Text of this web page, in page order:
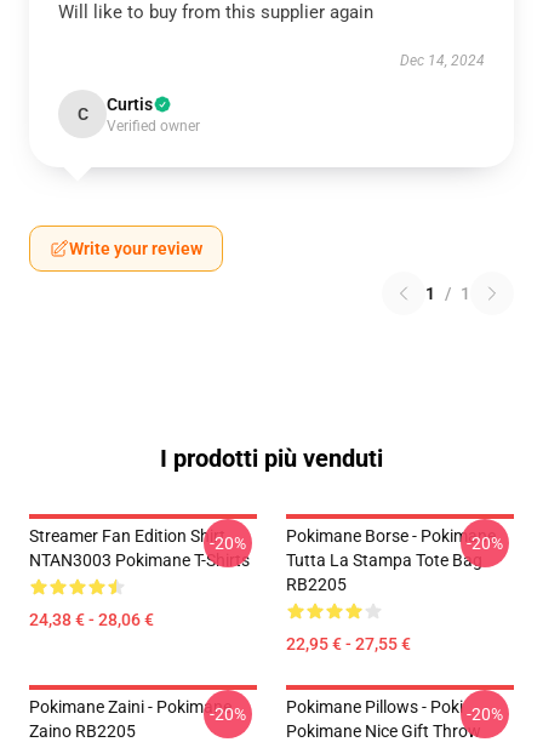
Will like to buy from this supplier again
Dec 14, 2024
C Curtis
Verified owner
Write your review
1 / 1
I prodotti più venduti
Streamer Fan Edition Shirt
NTAN3003 Pokimane T-Shirts
24,38 € - 28,06 €
-20%
Pokimane Borse - Pokimane
Tutta La Stampa Tote Bag
RB2205
22,95 € - 27,55 €
-20%
Pokimane Zaini - Pokimane
Zaino RB2205
-20%
Pokimane Pillows - Poki
Pokimane Nice Gift Throw
-20%